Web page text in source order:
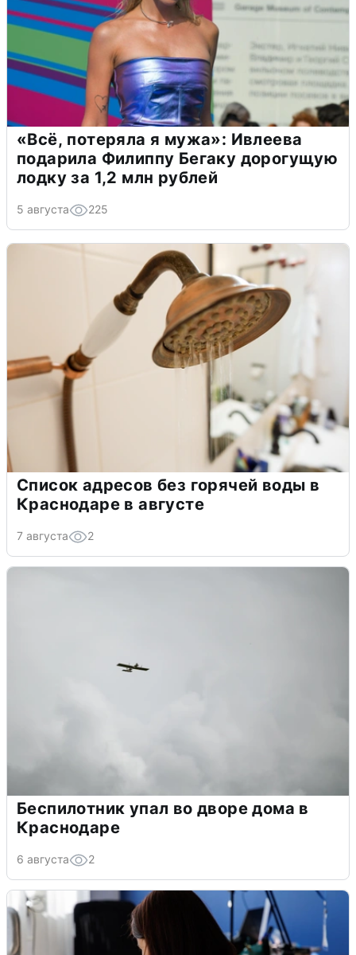
«Всё, потеряла я мужа»: Ивлеева
подарила Филиппу Бегаку дорогущую
лодку за 1,2 млн рублей
5 августа 225
Список адресов без горячей воды в
Краснодаре в августе
7 августа 2
Беспилотник упал во дворе дома в
Краснодаре
6 августа 2